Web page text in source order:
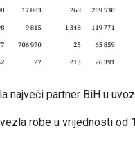
največi partner BiH u
robe u vrijednosti od